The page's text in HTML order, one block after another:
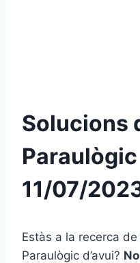
Solucions
Paraulògic
11/07/
Estàs a la recerca
Paraulògic d’avui?